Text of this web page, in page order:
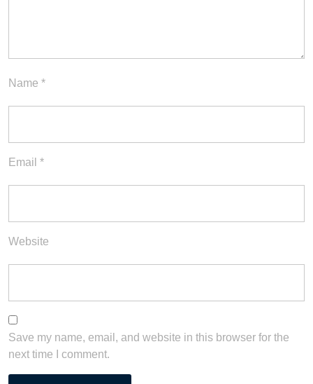
Name *
Email *
Website
Save my name, email, and website in this browser for the
next time I comment.